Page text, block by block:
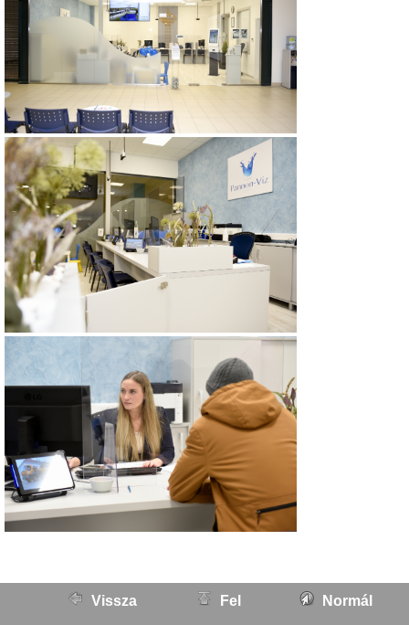
Vissza Fel Normál